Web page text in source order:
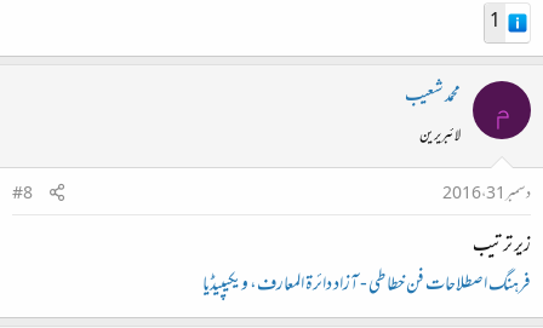
1
م محمد شعیب
لائبریرین
دسمبر 31، 2016
#8
زیر ترتیب
فرہنگ اصطلاحات فن خطاطی - آزاد دائرۃ المعارف، ویکیپیڈیا